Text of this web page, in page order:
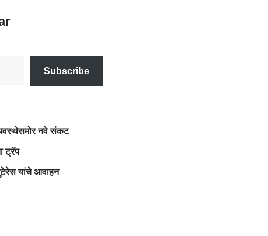
Subscribe
नवे संकट
ट्रॅप
यांचे आवाहन